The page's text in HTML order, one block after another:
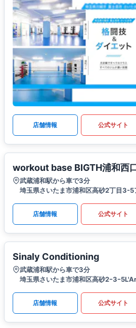
店舗情報 公式サイト
workout base BIGTH浦和西
武蔵浦和駅から車で3分
埼玉県さいたま市浦和区高砂2丁目3-5
店舗情報 公式サイト
Sinaly Conditioning
武蔵浦和駅から車で3分
埼玉県さいたま市浦和区高砂2ｰ3ｰ
店舗情報 公式サイト